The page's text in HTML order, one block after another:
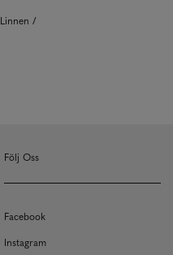
Linnen
Följ Oss
Facebook
Instagram